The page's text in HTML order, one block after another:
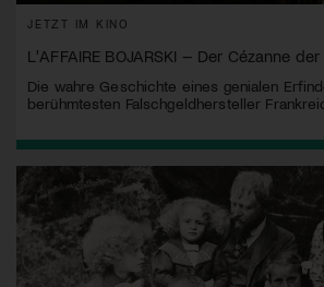
JETZT IM KINO
L'AFFAIRE BOJARSKI – Der Cézanne
Die wahre Geschichte eines genialen
berühmtesten Falschgeldhersteller